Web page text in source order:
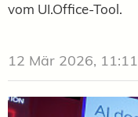
vom UI.Office-Tool.
12 Mär 2026, 11:11